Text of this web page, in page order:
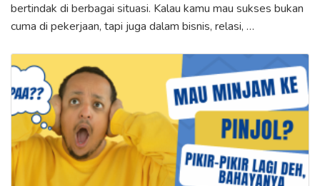
bertindak di berbagai situasi. Kalau kamu mau sukses bukan
cuma di pekerjaan, tapi juga dalam bisnis, relasi, …